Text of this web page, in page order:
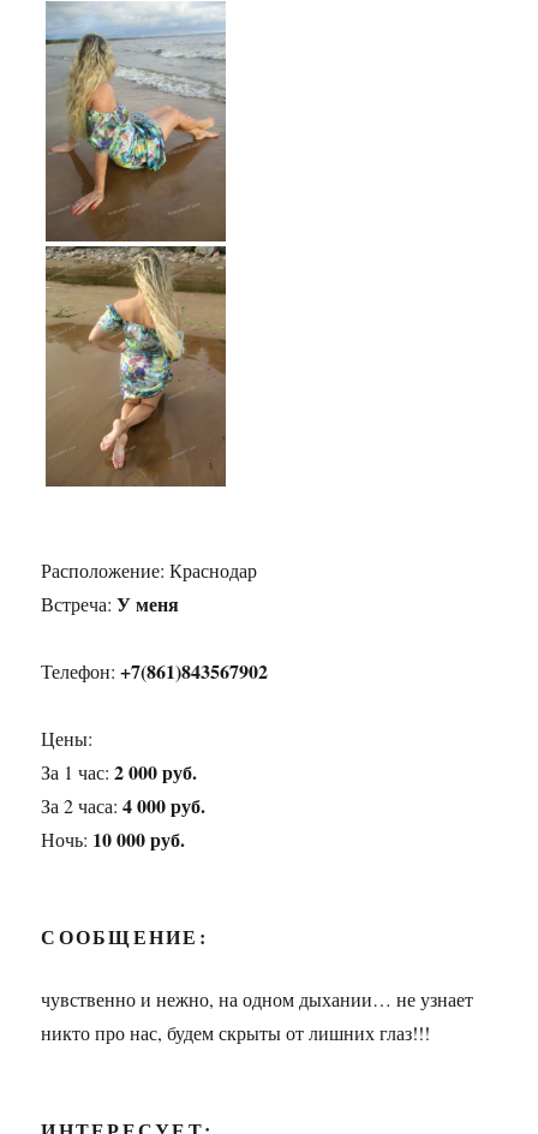
Расположение:Краснодар
Встреча:У меня
Телефон:+7(861)843567902
Цены:
За 1 час:2 000 руб.
За 2 часа:4 000 руб.
Ночь: 10 000 руб.
СООБЩЕНИЕ:
чувственно и нежно, на одном дыхании… не узнает
никто про нас, будем скрыты от лишних глаз!!!